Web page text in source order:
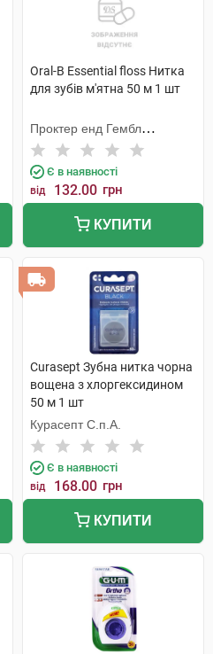
Oral-B Essential floss Нитка
для зубів м'ятна 50 м 1 шт
Проктер енд Гембл
Меньюфекчурінг
Є в наявності
від 132.00 грн
КУПИТИ
Curasept Зубна нитка чорна
вощена з хлоргексидином
50 м 1 шт
Курасепт С.п.А.
Є в наявності
від 168.00 грн
КУПИТИ